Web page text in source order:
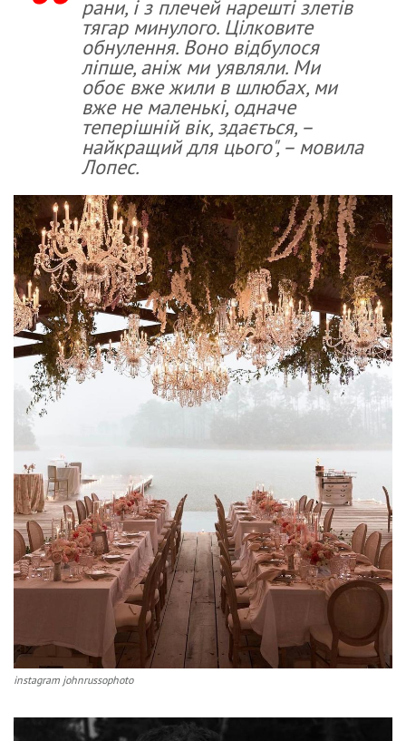
рани, і з плечей нарешті злетів
тягар минулого. Цілковите
обнулення. Воно відбулося
ліпше, аніж ми уявляли. Ми
обоє вже жили в шлюбах, ми
вже не маленькі, одначе
теперішній вік, здається, –
найкращий для цього", – мовила
Лопес.
instagram johnrussophoto